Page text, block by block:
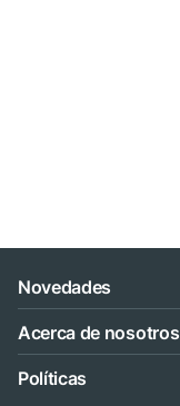
Novedades
Acerca de nosotros
Políticas